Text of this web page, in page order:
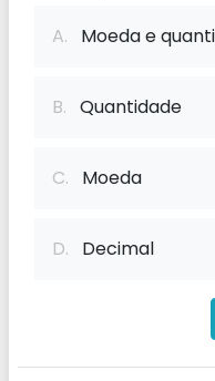
A. Moeda e
B. Quantidade
C. Moeda
D. Decimal